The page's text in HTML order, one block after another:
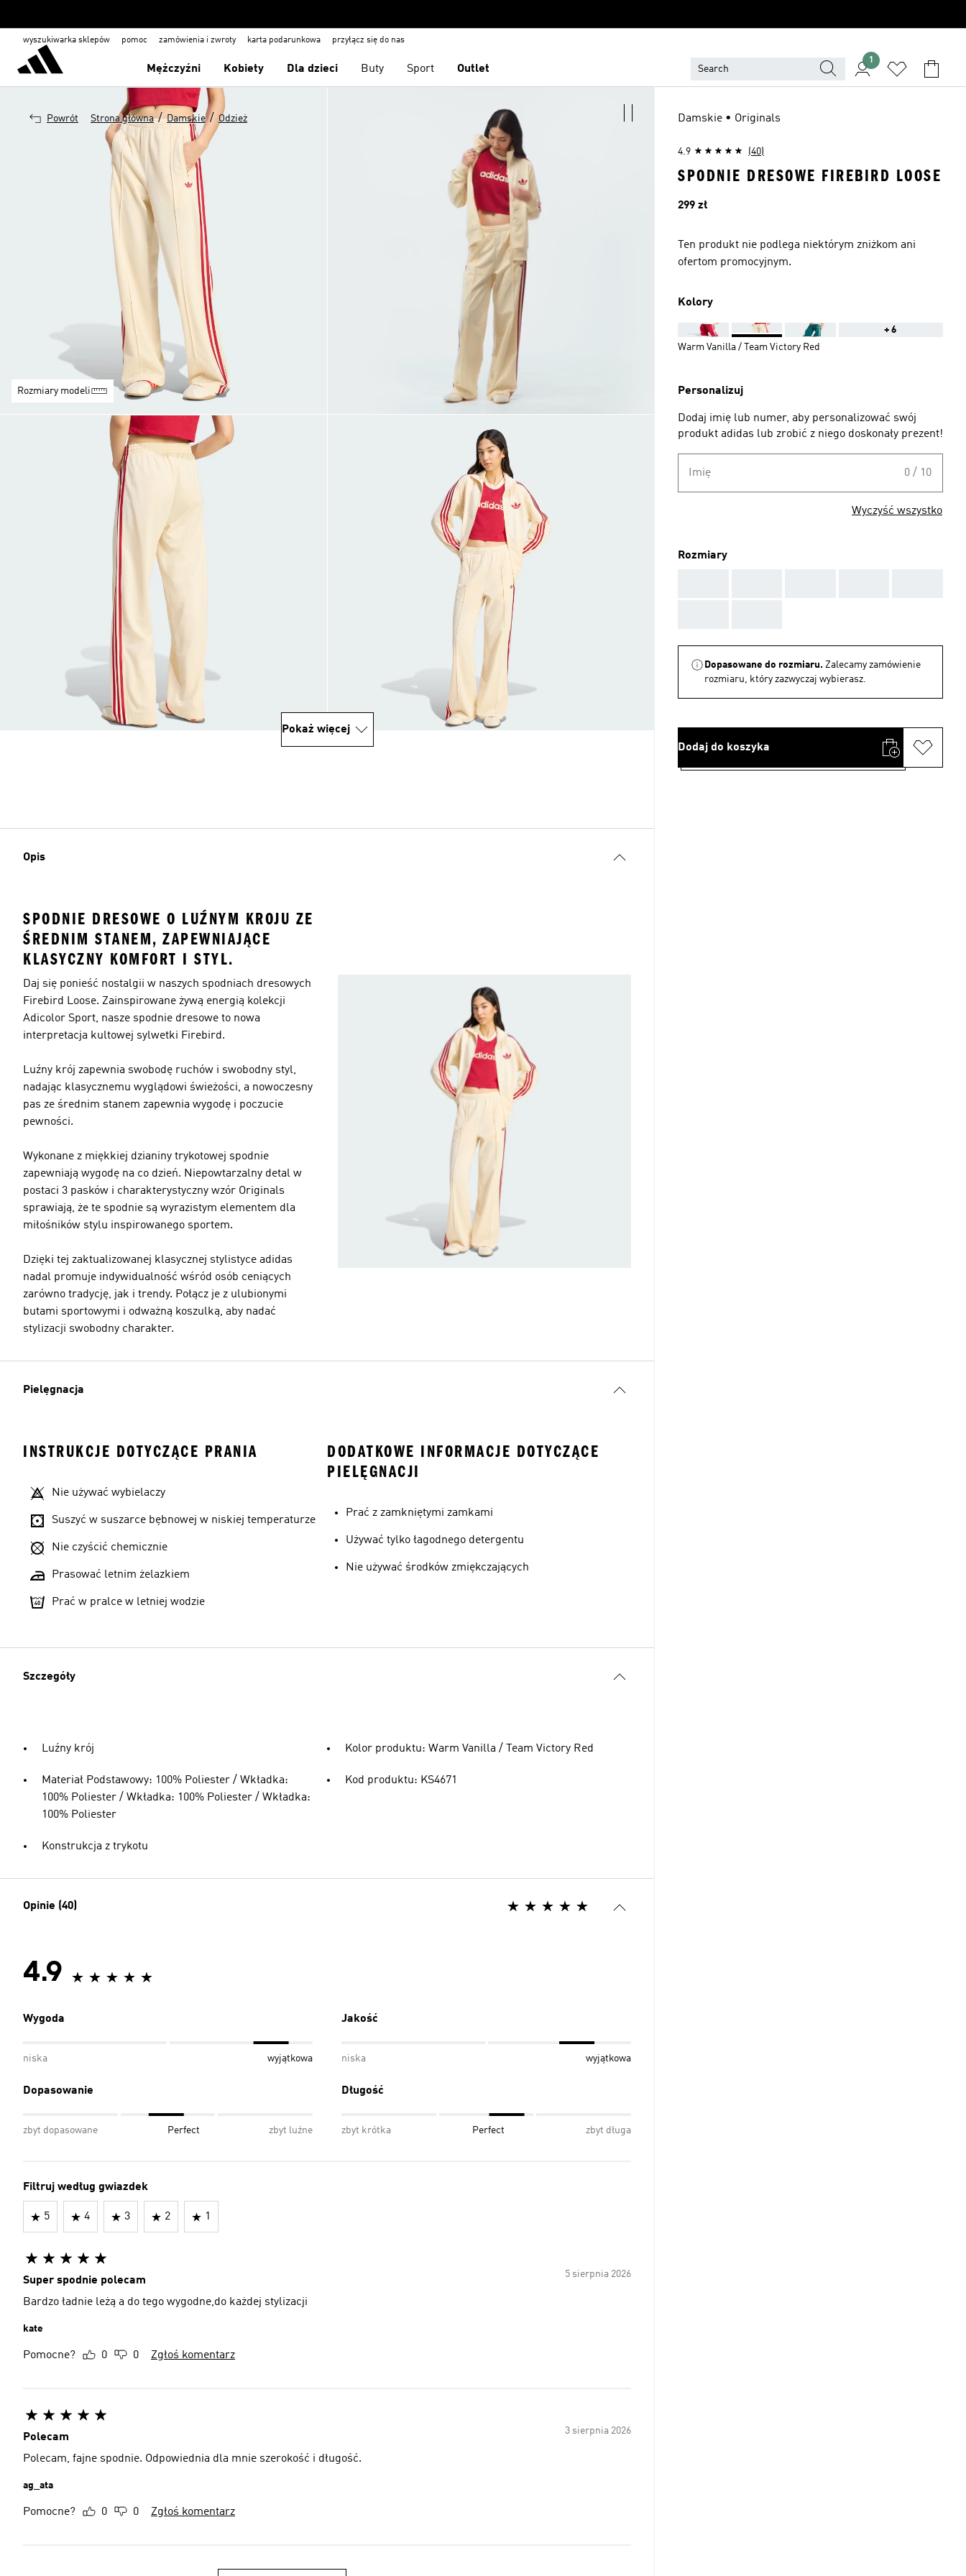
wyszukiwarka sklepów pomoc zamówienia i zwroty karta podarunkowa przyłącz się do nas
Mężczyźni Kobiety Dla dzieci Buty Sport Outlet
1
Powrót Strona główna / Damskie / Odzież
Rozmiary modeli
Pokaż więcej
Opis
SPODNIE DRESOWE O LUŹNYM KROJU ZE
ŚREDNIM STANEM, ZAPEWNIAJĄCE
KLASYCZNY KOMFORT I STYL.
Daj się ponieść nostalgii w naszych spodniach dresowych
Firebird Loose. Zainspirowane żywą energią kolekcji
Adicolor Sport, nasze spodnie dresowe to nowa
interpretacja kultowej sylwetki Firebird.
Luźny krój zapewnia swobodę ruchów i swobodny styl,
nadając klasycznemu wyglądowi świeżości, a nowoczesny
pas ze średnim stanem zapewnia wygodę i poczucie
pewności.
Wykonane z miękkiej dzianiny trykotowej spodnie
zapewniają wygodę na co dzień. Niepowtarzalny detal w
postaci 3 pasków i charakterystyczny wzór Originals
sprawiają, że te spodnie są wyrazistym elementem dla
miłośników stylu inspirowanego sportem.
Dzięki tej zaktualizowanej klasycznej stylistyce adidas
nadal promuje indywidualność wśród osób ceniących
zarówno tradycję, jak i trendy. Połącz je z ulubionymi
butami sportowymi i odważną koszulką, aby nadać
stylizacji swobodny charakter.
Pielęgnacja
INSTRUKCJE DOTYCZĄCE PRANIA
Nie używać wybielaczy
Suszyć w suszarce bębnowej w niskiej temperaturze
Nie czyścić chemicznie
Prasować letnim żelazkiem
Prać w pralce w letniej wodzie
DODATKOWE INFORMACJE DOTYCZĄCE
PIELĘGNACJI
Prać z zamkniętymi zamkami
Używać tylko łagodnego detergentu
Nie używać środków zmiękczających
Szczegóły
Luźny krój
Materiał Podstawowy: 100% Poliester / Wkładka:
100% Poliester / Wkładka: 100% Poliester / Wkładka:
100% Poliester
Konstrukcja z trykotu
Kolor produktu: Warm Vanilla / Team Victory Red
Kod produktu: KS4671
Opinie (40)
4.9
Wygoda
niska wyjątkowa
Jakość
niska wyjątkowa
Dopasowanie
zbyt dopasowane Perfect zbyt luźne
Długość
zbyt krótka Perfect zbyt długa
Filtruj według gwiazdek
5 4 3 2 1
5 sierpnia 2026
Super spodnie polecam
Bardzo ładnie leżą a do tego wygodne,do każdej stylizacji
kate
Pomocne? 0 0 Zgłoś komentarz
3 sierpnia 2026
Polecam
Polecam, fajne spodnie. Odpowiednia dla mnie szerokość i długość.
ag_ata
Pomocne? 0 0 Zgłoś komentarz
Damskie • Originals
4.9 (40)
SPODNIE DRESOWE FIREBIRD LOOSE
Cena
299 zł
Ten produkt nie podlega niektórym zniżkom ani
ofertom promocyjnym.
Kolory
+6
Warm Vanilla / Team Victory Red
Personalizuj
Dodaj imię lub numer, aby personalizować swój
produkt adidas lub zrobić z niego doskonały prezent!
Imię 0 / 10
Wyczyść wszystko
Rozmiary
Dopasowane do rozmiaru. Zalecamy zamówienie
rozmiaru, który zazwyczaj wybierasz.
Dodaj do koszyka